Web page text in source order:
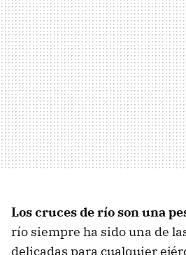
Los cruces de río son una
río siempre ha sido una de
delicadas para cualquier